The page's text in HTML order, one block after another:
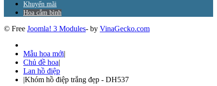
Khuyến mãi
Hoa cắm bình
© Free Joomla! 3 Modules- by VinaGecko.com
Mẫu hoa mới|
Chủ đề hoa|
Lan hồ điệp
|Khóm hồ điệp trắng đẹp - DH537